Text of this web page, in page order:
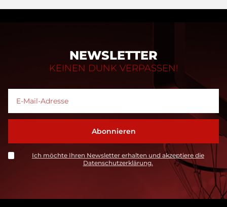
NEWSLETTER
KEINEN DUNK VERPASSEN!
Ich möchte Ihren Newsletter erhalten und akzeptiere die
Datenschutzerklärung.